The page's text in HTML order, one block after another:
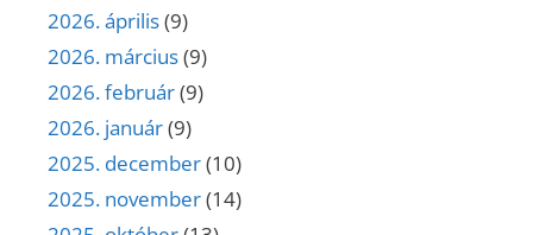
2026. április(9)
2026. március(9)
2026. február(9)
2026. január(9)
2025. december(10)
2025. november(14)